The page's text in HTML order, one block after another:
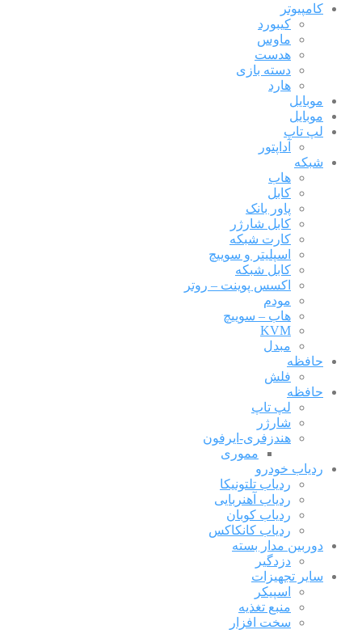
کامپیوتر
کیبورد
ماوس
هدست
دسته بازی
هارد
موبایل
موبایل
لپ تاپ
آداپتور
شبکه
هاب
کابل
پاور بانک
کابل شارژر
کارت شبکه
اسپلیتر و سوییچ
کابل شبکه
اکسس پوینت – روتر
مودم
هاب – سوییچ
KVM
مبدل
حافظه
فلش
حافظه
لپ تاپ
شارژر
هندزفری-ایرفون
مموری
ردیاب خودرو
ردیاب تلتونیکا
ردیاب آهنربایی
ردیاب کوبان
ردیاب کانکاکس
دوربین مدار بسته
دزدگیر
سایر تجهیزات
اسپیکر
منبع تغذیه
سخت افزار